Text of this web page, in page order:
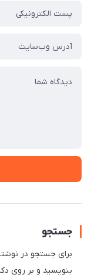
جستجو
برای جستجو در
بنویسید و بر روی